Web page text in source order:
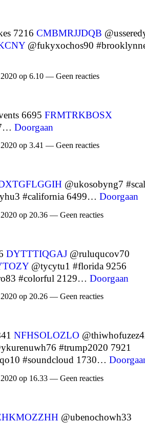
7216 CMBMRJJDQB
@fukyxochos90
op 6.10 — Geen reacties
6695 FRMTRKBOSX
Doorgaan
op 3.41 — Geen reacties
@ukosobyng7
#california 6499… Doorgaan
op 20.36 — Geen reacties
DYTTTIQGAJ @ruluqucov70
@tycytu1 #florida 9256
#colorful 2129… Doorgaan
op 20.26 — Geen reacties
NFHSOLOZLO
#trump2020 7921
#soundcloud 1730…
op 16.33 — Geen reacties
@ubenochowh33